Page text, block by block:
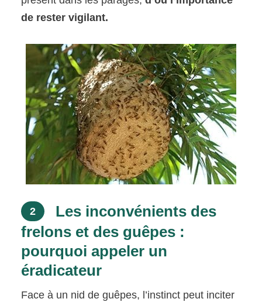
de rester vigilant.
2
Les inconvénients des
frelons et des guêpes :
pourquoi appeler un
éradicateur
Face à un nid de guêpes, l’instinct peut inciter